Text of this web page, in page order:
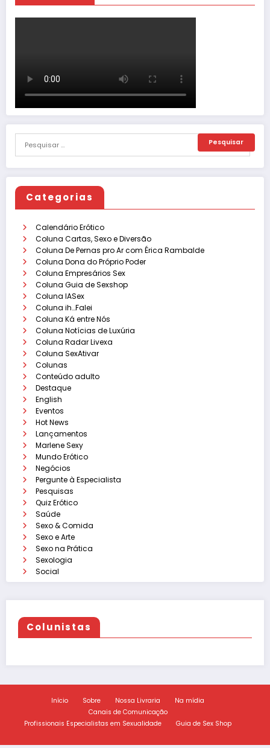
Categorias
Calendário Erótico
Coluna Cartas, Sexo e Diversão
Coluna De Pernas pro Ar com Érica Rambalde
Coluna Dona do Próprio Poder
Coluna Empresários Sex
Coluna Guia de Sexshop
Coluna IASex
Coluna ih…Falei
Coluna Ká entre Nós
Coluna Notícias de Luxúria
Coluna Radar Livexa
Coluna SexAtivar
Colunas
Conteúdo adulto
Destaque
English
Eventos
Hot News
Lançamentos
Marlene Sexy
Mundo Erótico
Negócios
Pergunte à Especialista
Pesquisas
Quiz Erótico
Saúde
Sexo & Comida
Sexo e Arte
Sexo na Prática
Sexologia
Social
Colunistas
Início Sobre Nossa Livraria
Na mídia
Canais de Comunicação
Profissionais Especialistas em Sexualidade
Guia de Sex Shop